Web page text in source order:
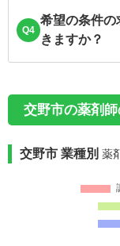
Q4
希望の条件の
きますか？
交野市の薬剤
交野市 業種別 薬